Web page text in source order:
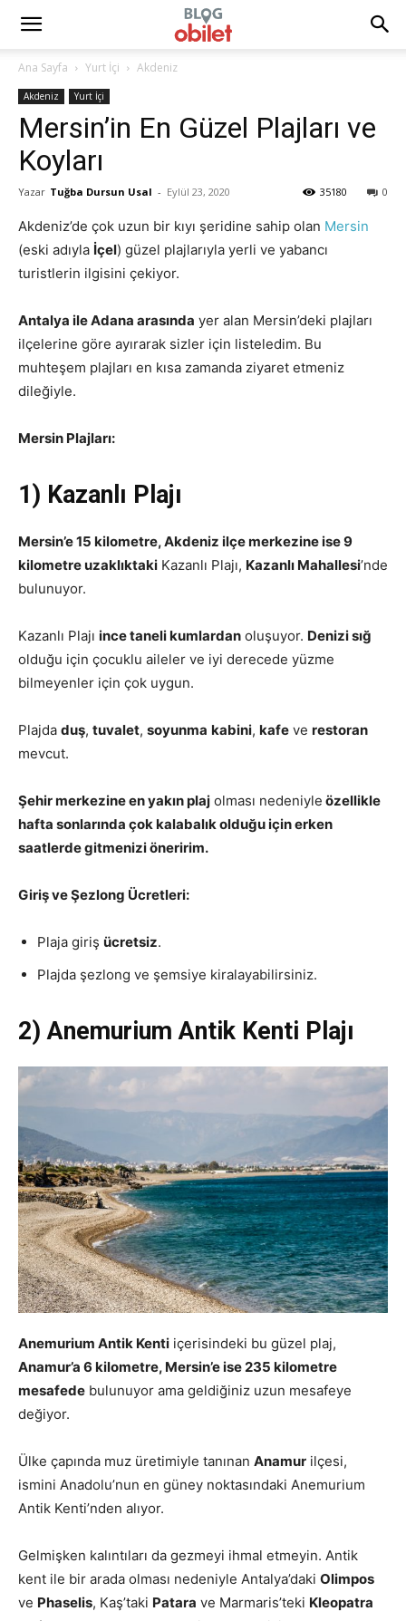
Ana Sayfa Yurt İçi Akdeniz
Akdeniz Yurt İçi
Mersin’in En Güzel Plajları ve
Koyları
Yazar Tuğba Dursun Usal - Eylül 23, 2020 0
35180
Akdeniz’de çok uzun bir kıyı şeridine sahip olan Mersin
(eski adıyla İçel) güzel plajlarıyla yerli ve yabancı
turistlerin ilgisini çekiyor.
Antalya ile Adana arasında yer alan Mersin’deki plajları
ilçelerine göre ayırarak sizler için listeledim. Bu
muhteşem plajları en kısa zamanda ziyaret etmeniz
dileğiyle.
Mersin Plajları:
1) Kazanlı Plajı
Mersin’e 15 kilometre, Akdeniz ilçe merkezine ise 9
kilometre uzaklıktaki Kazanlı Plajı, Kazanlı Mahallesi’nde
bulunuyor.
Kazanlı Plajı ince taneli kumlardan oluşuyor. Denizi sığ
olduğu için çocuklu aileler ve iyi derecede yüzme
bilmeyenler için çok uygun.
Plajda duş, tuvalet, soyunma kabini, kafe ve restoran
mevcut.
Şehir merkezine en yakın plaj olması nedeniyle özellikle
hafta sonlarında çok kalabalık olduğu için erken
saatlerde gitmenizi öneririm.
Giriş ve Şezlong Ücretleri:
Plaja giriş ücretsiz.
Plajda şezlong ve şemsiye kiralayabilirsiniz.
2) Anemurium Antik Kenti Plajı
Anemurium Antik Kenti içerisindeki bu güzel plaj,
Anamur’a 6 kilometre, Mersin’e ise 235 kilometre
mesafede bulunuyor ama geldiğiniz uzun mesafeye
değiyor.
Ülke çapında muz üretimiyle tanınan Anamur ilçesi,
ismini Anadolu’nun en güney noktasındaki Anemurium
Antik Kenti’nden alıyor.
Gelmişken kalıntıları da gezmeyi ihmal etmeyin. Antik
kent ile bir arada olması nedeniyle Antalya’daki Olimpos
ve Phaselis, Kaş’taki Patara ve Marmaris’teki Kleopatra